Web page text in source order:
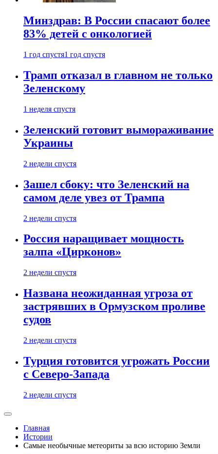
Минздрав: В России спасают более
83% детей с онкологией
1 год спустя1 год спустя
Трамп отказал в главном не только
Зеленскому
1 неделя спустя
Зеленский готовит вымораживание
Украины
2 недели спустя
Зашел сбоку: что Зеленский на
самом деле увез от Трампа
2 недели спустя
Россия наращивает мощность
залпа «Цирконов»
2 недели спустя
Названа неожиданная угроза от
застрявших в Ормузском проливе
судов
2 недели спустя
Турция готовится угрожать России
с Северо-Запада
2 недели спустя
Главная
Истории
Самые необычные метеориты за всю историю Земли